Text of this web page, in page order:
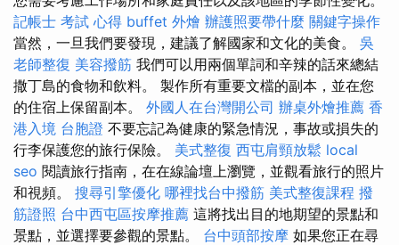
記帳士 考試 心得 buffet 外燴 辦護照要帶什麼 關鍵字操作
當然，一旦我們要發現，建議了解國家和文化的美食。 吳
老師整復 美容撥筋 我們可以用兩個單詞和辛辣的話來總結
撒丁島的食物和飲料。 製作所有重要文檔的副本，並在您
的住宿上保留副本。 外國人在台灣開公司 辦桌外燴推薦 香
港入境 台胞證 不要忘記為健康的緊急情況，事故或損失的
行李保護您的旅行保險。 美式整復 西屯肩頸放鬆 local
seo 閱讀旅行指南，在在線論壇上瀏覽，並觀看旅行的照片
和視頻。 搜尋引擎優化 哪裡找台中撥筋 美式整復課程 撥
筋證照 台中西屯區按摩推薦 這將找出目的地期望的景點和
景點，並選擇要參觀的景點。 台中頭部按摩 如果您正在尋